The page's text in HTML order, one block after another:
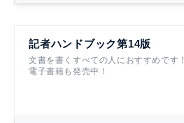
記者ハンドブック第14版
文書を書くすべての人におすすめです！
電子書籍も発売中！